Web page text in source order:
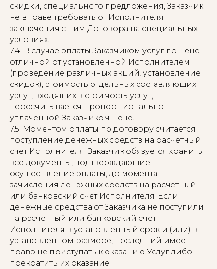
скидки, специального предложения, Заказчик
не вправе требовать от Исполнителя
заключения с ним Договора на специальных
условиях.
7.4. В случае оплаты Заказчиком услуг по цене
отличной от установленной Исполнителем
(проведение различных акций, установление
скидок), стоимость отдельных составляющих
услуг, входящих в стоимость услуг,
пересчитывается пропорционально
уплаченной Заказчиком цене.
7.5. Моментом оплаты по договору считается
поступление денежных средств на расчетный
счет Исполнителя. Заказчик обязуется хранить
все документы, подтверждающие
осуществление оплаты, до момента
зачисления денежных средств на расчетный
или банковский счет Исполнителя. Если
денежные средства от Заказчика не поступили
на расчетный или банковский счет
Исполнителя в установленный срок и (или) в
установленном размере, последний имеет
право не приступать к оказанию Услуг либо
прекратить их оказание.